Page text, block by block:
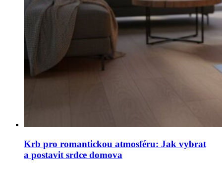
Krb pro romantickou atmosféru: Jak vybrat
a postavit srdce domova